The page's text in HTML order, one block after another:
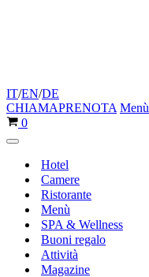
IT/EN/DE
CHIAMAPRENOTA Menù
Carrello
0
Menu
navigazione
Hotel
Camere
Ristorante
Menù
SPA & Wellness
Buoni regalo
Attività
Magazine